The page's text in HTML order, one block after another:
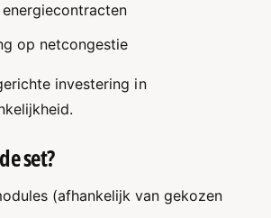
op netcongestie
investering in
set?
(afhankelijk van gekozen